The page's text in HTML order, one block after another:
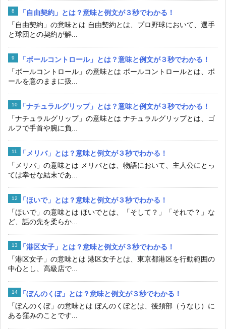
「自由契約」とは？意味と例文が３秒でわかる！
「自由契約」の意味とは 自由契約とは、プロ野球において、選手
と球団との契約が解...
「ボールコントロール」とは？意味と例文が３秒でわかる！
「ボールコントロール」の意味とは ボールコントロールとは、ボ
ールを意のままに扱...
「ナチュラルグリップ」とは？意味と例文が３秒でわかる！
「ナチュラルグリップ」の意味とは ナチュラルグリップとは、ゴ
ルフで手首や腕に負...
「メリバ」とは？意味と例文が３秒でわかる！
「メリバ」の意味とは メリバとは、物語において、主人公にとっ
ては幸せな結末であ...
「ほいで」とは？意味と例文が３秒でわかる！
「ほいで」の意味とは ほいでとは、「そして？」「それで？」な
ど、話の先を柔らか...
「港区女子」とは？意味と例文が３秒でわかる！
「港区女子」の意味とは 港区女子とは、東京都港区を行動範囲の
中心とし、高級店で...
「ぼんのくぼ」とは？意味と例文が３秒でわかる！
「ぼんのくぼ」の意味とは ぼんのくぼとは、後頚部（うなじ）に
ある窪みのことです...